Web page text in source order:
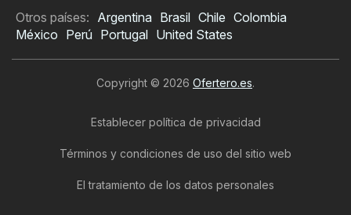
Otros países: Argentina Brasil Chile Colombia
México Perú Portugal United States
Copyright © 2026 Ofertero.es.
Establecer política de privacidad
Términos y condiciones de uso del sitio web
El tratamiento de los datos personales